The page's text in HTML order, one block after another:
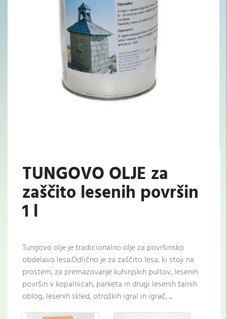
TUNGOVO OLJE za
zaščito lesenih površin
1 l
Tungovo olje je tradicionalno olje za površinsko
obdelavo lesa.Odlično je za zaščito lesa, ki stoji na
prostem, za premazovanje kuhinjskih pultov, lesenih
površin v kopalnicah, parketa in drugi lesenih talnih
oblog, lesenih skled, otroških igral in igrač, ...